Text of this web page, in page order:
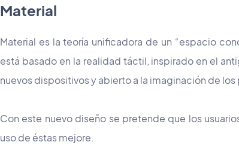
Material
Material es la teoría unificadora de un “espacio
está basado en la realidad táctil, inspirado en el
nuevos dispositivos y abierto a la imaginación de
Con este nuevo diseño se pretende que los
uso de éstas mejore.